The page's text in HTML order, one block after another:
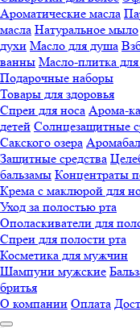
Ароматические масла
масла Натуральное мыло
духи Масло для душа
ванны Масло-плитка для
Подарочные наборы
Товары для здоровья
Спреи для носа Арома-
детей Солнцезащитные
Cакского озера
Защитные средства
бальзамы Концентраты
Крема с маклюрой для
Уход за полостью рта
Ополаскиватели для
Спреи для полости рта
Косметика для мужчин
Шампуни мужские
бритья
О компании Оплата